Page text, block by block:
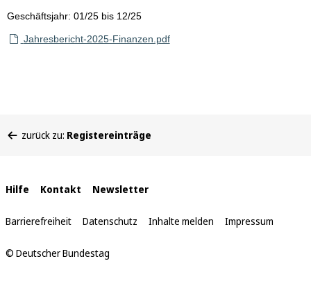
Geschäftsjahr: 01/25 bis 12/25
Jahresbericht-2025-Finanzen.pdf
befinden
zurück zu: Registereinträge
Interne
Links
Hilfe Kontakt Newsletter
Barrierefreiheit Datenschutz Inhalte melden Impressum
© Deutscher Bundestag